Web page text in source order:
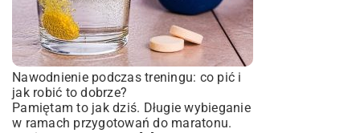
Nawodnienie podczas treningu: co pić i
jak robić to dobrze?
Pamiętam to jak dziś. Długie wybieganie
w ramach przygotowań do maratonu.